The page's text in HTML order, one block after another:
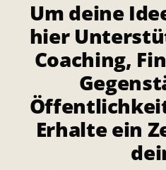
Um deine
hier
Coaching,
Erhalte ein